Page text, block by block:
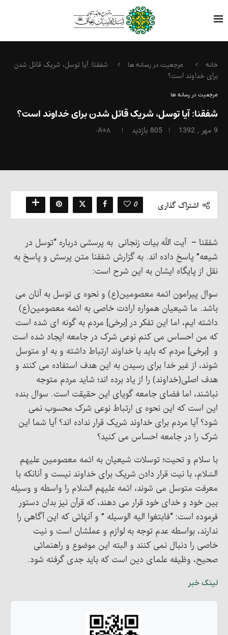
خانه مرجعیت در رسانه ها
شفقنا: آیا توسل، شریک قائل شدن
برای خداوند است؟
مرجعیت در رسانه ها
شفقنا: آیا توسل، شریک قائل شدن برای خداوند است؟
9 مهر , 1392 805 بازدید A+A-
اشتراک گذاری 0
شفقنا – آیت الله بیات زنجانی به پرسشی درباره “توسل در
شیعه” پاسخ داده اند. به گزارش شفقنا متن پرسش و پاسخ به
نقل از پایگاه ایشان به این شرح است:
سوال پیرامون ائمه معصومین(ع) و نحوه ی توسل به آنان می
باشد. ما شیعیان همواره ارادت خاصی به ائمه معصومین(ع)
داشته ایم، اما این تفکر در [برخی] مردم به گونه ای شده است
که من احساس می کنم نوعی شرک در جامعه ایجاد شده است
و [برخی] مردم که باید با خداوند ارتباط داشته و به او متوسل
شوند، از غیر خدا برای رسیدن به این هدف استفاده می کنند و
هدف اصلی(خداوند) را از یاد برده اند؛ شاید مردم متوجه
نباشند، اما فضای جامعه گویای این حقیقت است. سوال بنده
این است که این نحوه ی ارتباط نوعی شرک محسوب نمی
شود؟ آیا مردم برای خداوند شریک قرار نداده اند؟ آیا شما این
شرک را در جامعه احساس می کنید؟
با سلام و تحیت؛ توسلات شیعیان به ائمه معصومین علیهم
السّلام، با نیت قرار دادن شریک برای خداوند نیست و آنانکه با
معرفت متوسل می شوند، ائمه علیهم السّلام را واسطه و وسیله
بین خود و خدای خود قرار می دهند، که قرآن نیز بدان دستور
فرموده است: “فابتغوا الیه الوسیله ” و آنهائی که این آگاهی را
ندارند، بواسطه عدم توجه به لوازم و عملشان است و نیت
خاصی را دنبال نمی کنند و البته این موضوع و راهنمائی
صحیح، وظیفه علمای دین است که باید جدی گرفته شود.
لینک خبر